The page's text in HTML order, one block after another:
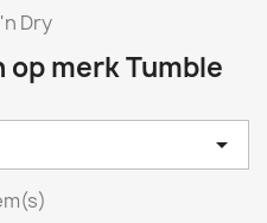
Dry
merk Tumble
